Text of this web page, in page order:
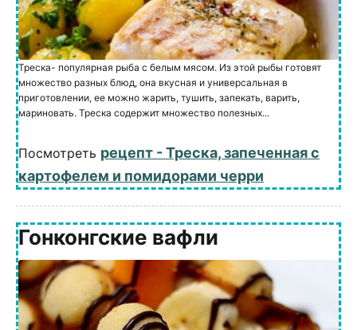
Треска- популярная рыба с белым мясом. Из этой рыбы готовят
множество разных блюд, она вкусная и универсальная в
приготовлении, ее можно жарить, тушить, запекать, варить,
мариновать. Треска содержит множество полезных...
Посмотреть рецепт - Треска, запеченная с
картофелем и помидорами черри
Гонконгские вафли